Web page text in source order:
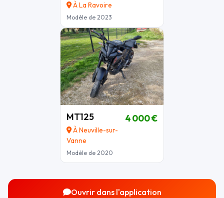
À La Ravoire
Modèle de 2023
MT125
À Neuville-sur-
Vanne
Modèle de 2020
4 000 €
Ouvrir dans l'application